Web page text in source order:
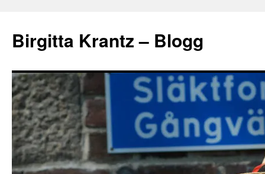
innehåll
Birgitta Krantz – Blogg